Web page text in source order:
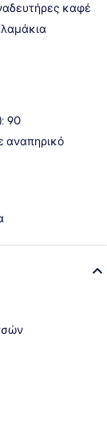
καφέ
90
αναπηρικό